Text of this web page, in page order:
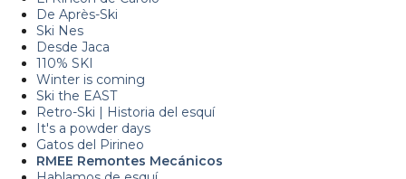
De Après-Ski
Ski Nes
Desde Jaca
110% SKI
Winter is coming
Ski the EAST
Retro-Ski | Historia del esquí
It's a powder days
Gatos del Pirineo
RMEE Remontes Mecánicos